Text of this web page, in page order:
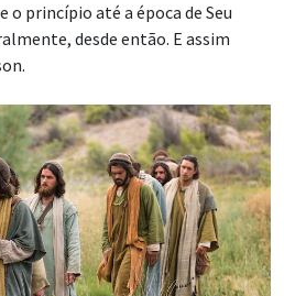
o princípio até a época de Seu
desde então. E assim